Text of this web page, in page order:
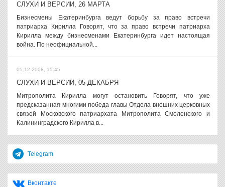
СЛУХИ И ВЕРСИИ, 26 МАРТА
Бизнесмены Екатеринбурга ведут борьбу за право встречи
патриарха Кирилла Говорят, что за право встречи патриарха
Кирилла между бизнесменами Екатеринбурга идет настоящая
война. По неофициальной...
05.12.2008, 15:45
СЛУХИ И ВЕРСИИ, 05 ДЕКАБРЯ
Митрополита Кирилла могут остановить Говорят, что уже
предсказанная многими победа главы Отдела внешних церковных
связей Московского патриархата Митрополита Смоленского и
Калининградского Кирилла в...
Telegram
Вконтакте